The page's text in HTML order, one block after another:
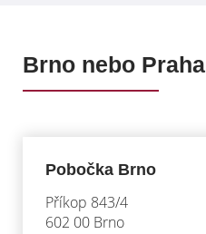
Brno nebo Praha
Pobočka Brno
Příkop 843/4
602 00 Brno